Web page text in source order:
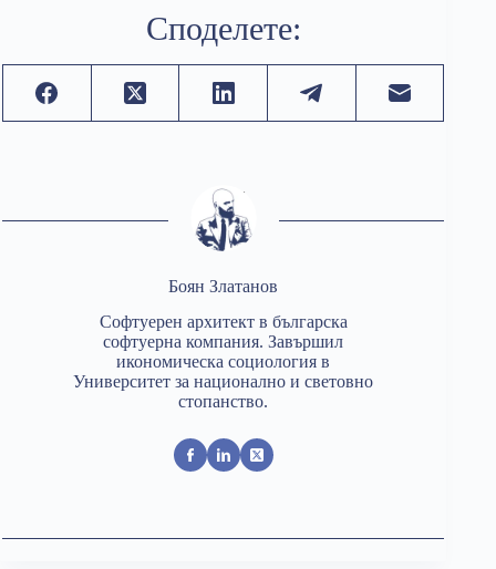
Споделете:
Боян Златанов
Софтуерен архитект в българска
софтуерна компания. Завършил
икономическа социология в
Университет за национално и световно
стопанство.